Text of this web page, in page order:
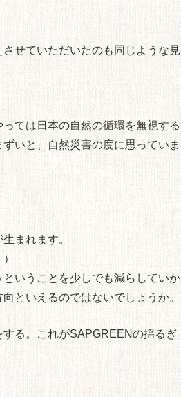
せていただいたのも同じような見
ては日本の自然の循環を無視する
いと、自然災害の度に思っていま
まれます。
いうことを少しでも減らしていか
といえるのではないでしょうか。
る。これがSAPGREENの揺るぎ